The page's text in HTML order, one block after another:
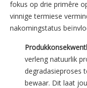
fokus op drie primêre
vinnige termiese
nakomingstatus
verleng natuurlik
degradasieproses
bewaar. Dit laat